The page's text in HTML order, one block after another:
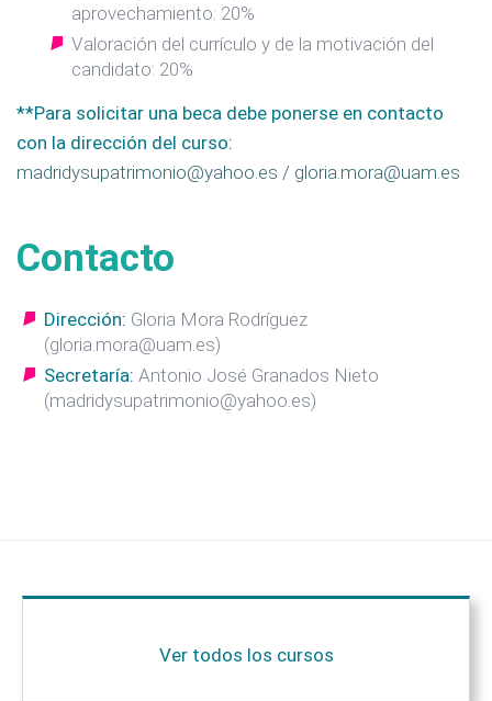
aprovechamiento: 20%
Valoración del currículo y de la motivación del
candidato: 20%
**Para solicitar una beca debe ponerse en contacto
con la dirección del curso:
madridysupatrimonio@yahoo.es / gloria.mora@uam.es
Contacto
Dirección: Gloria Mora Rodríguez
(gloria.mora@uam.es)
Secretaría: Antonio José Granados Nieto
(madridysupatrimonio@yahoo.es)
Ver todos los cursos